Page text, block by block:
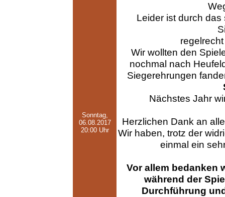
Sonntag,
06.08.2017
20:00 Uhr
Leider ist durch
Wir wollten den
nochmal nach
Siegerehrungen
Nächstes Jahr
Herzlichen Dank an
Wir haben, trotz der
einmal ein
Vor allem bedanken
während der
Durchführung